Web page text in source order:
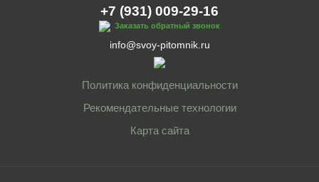
+7 (931) 009-29-16
Заказать обратный звонок
info@svoy-pitomnik.ru
Политика конфиденциальности
Рекомендательные технологии
Карта сайта